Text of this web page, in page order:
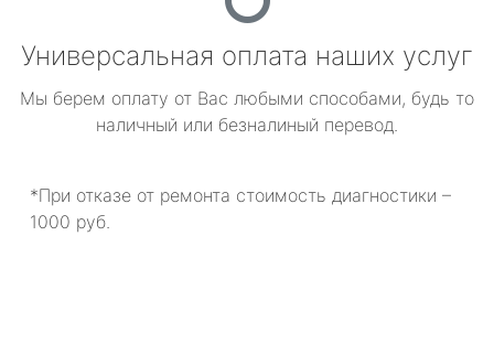
Универсальная оплата наших услуг
Мы берем оплату от Вас любыми способами, будь то
наличный или безналиный перевод.
*При отказе от ремонта стоимость диагностики –
1000 руб.